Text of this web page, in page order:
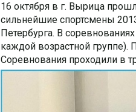
16 октября в г. Вырица
сильнейшие спортсмены
Петербурга. В
каждой возрастной
Соревнования проходили в